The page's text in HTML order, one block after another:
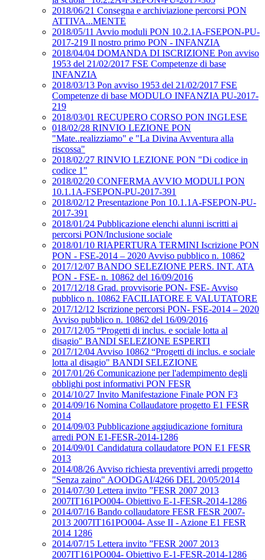
2018/06/21 Consegna e archiviazione percorsi PON
ATTIVA...MENTE
2018/05/11 Avvio moduli PON 10.2.1A-FSEPON-PU-
2017-219 Il nostro primo PON - INFANZIA
2018/04/04 DOMANDA DI ISCRIZIONE Pon avviso
1953 del 21/02/2017 FSE Competenze di base
INFANZIA
2018/03/13 Pon avviso 1953 del 21/02/2017 FSE
Competenze di base MODULO INFANZIA PU-2017-
219
2018/03/01 RECUPERO CORSO PON INGLESE
018/02/28 RINVIO LEZIONE PON
"Mate..realizziamo" e "La Divina Avventura alla
riscossa"
2018/02/27 RINVIO LEZIONE PON "Di codice in
codice 1"
2018/02/20 CONFERMA AVVIO MODULI PON
10.1.1A-FSEPON-PU-2017-391
2018/02/12 Presentazione Pon 10.1.1A-FSEPON-PU-
2017-391
2018/01/24 Pubblicazione elenchi alunni iscritti ai
percorsi PON/Inclusione sociale
2018/01/10 RIAPERTURA TERMINI Iscrizione PON
PON - FSE-2014 – 2020 Avviso pubblico n. 10862
2017/12/07 BANDO SELEZIONE PERS. INT. ATA
PON - FSE- n. 10862 del 16/09/2016
2017/12/18 Grad. provvisorie PON- FSE- Avviso
pubblico n. 10862 FACILIATORE E VALUTATORE
2017/12/12 Iscrizione percorsi PON- FSE-2014 – 2020
Avviso pubblico n. 10862 del 16/09/2016
2017/12/05 “Progetti di inclus. e sociale lotta al
disagio" BANDI SELEZIONE ESPERTI
2017/12/04 Avviso 10862 “Progetti di inclus. e sociale
lotta al disagio" BANDI SELEZIONE
2017/01/26 Comunicazione per l'adempimento degli
obblighi post informativi PON FESR
2014/10/27 Invito Manifestazione Finale PON F3
2014/09/16 Nomina Collaudatore progetto E1 FESR
2014
2014/09/03 Pubblicazione aggiudicazione fornitura
arredi PON E1-FESR-2014-1286
2014/09/01 Candidatura collaudatore PON E1 FESR
2013
2014/08/26 Avviso richiesta preventivi arredi progetto
"Senza zaino" AOODGAI/4266 DEL 20/05/2014
2014/07/30 Lettera invito ”FESR 2007 2013
2007IT161PO004- Obiettivo E-1-FESR-2014-1286
2014/07/16 Bando collaudatore FESR FESR 2007-
2013 2007IT161PO004- Asse II - Azione E1 FESR
2014 1286
2014/07/15 Lettera invito ”FESR 2007 2013
2007IT161PO004- Obiettivo E-1-FESR-2014-1286